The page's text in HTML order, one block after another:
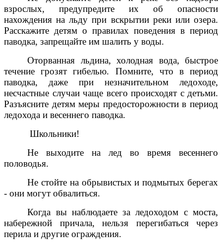
взрослых, предупредите их об опасности
нахождения на льду при вскрытии реки или озера.
Расскажите детям о правилах поведения в период
паводка, запрещайте им шалить у воды.
Оторванная льдина, холодная вода, быстрое
течение грозят гибелью. Помните, что в период
паводка, даже при незначительном ледоходе,
несчастные случаи чаще всего происходят с детьми.
Разъясните детям меры предосторожности в период
ледохода и весеннего паводка.
Школьники!
Не выходите на лед во время весеннего
половодья.
Не стойте на обрывистых и подмытых берегах
- они могут обвалиться.
Когда вы наблюдаете за ледоходом с моста,
набережной причала, нельзя перегибаться через
перила и другие ограждения.